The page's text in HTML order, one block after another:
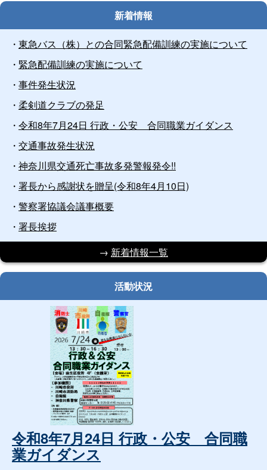
新着情報
東急バス（株）との合同緊急配備訓練の実施について
緊急配備訓練の実施について
事件発生状況
柔剣道クラブの発足
令和8年7月24日 行政・公安 合同職業ガイダンス
交通事故発生状況
神奈川県交通死亡事故多発警報発令!!
署長から感謝状を贈呈(令和8年4月10日)
警察署協議会議事概要
署長挨拶
→ 新着情報一覧
活動状況
令和8年7月24日 行政・公安 合同職
業ガイダンス